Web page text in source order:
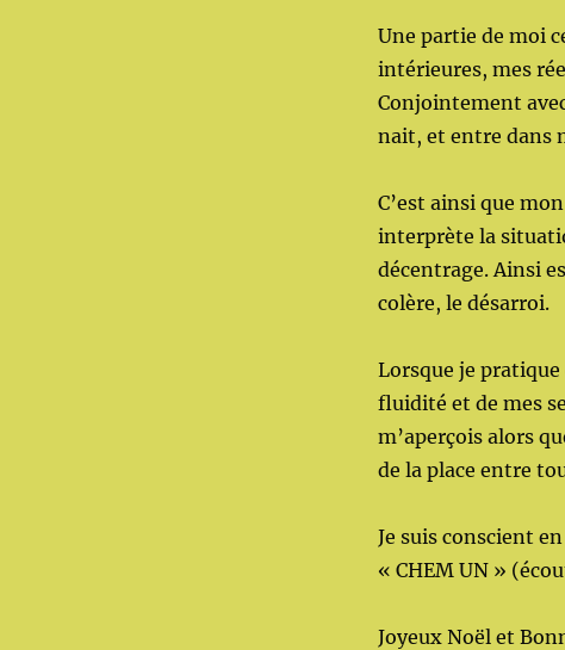
Une partie de moi
intérieures, mes
Conjointement
nait, et entre dans
C’est ainsi que
interprète la
décentrage. Ainsi
colère, le désarroi.
Lorsque je
fluidité et de mes
m’aperçois alors
de la place entre
Je suis conscient
« CHEM UN »
Joyeux Noël et